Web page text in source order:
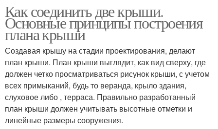
Как соединить две крыши.
Основные принципы построения
плана крыши
Создавая крышу на стадии проектирования, делают
план крыши. План крыши выглядит, как вид сверху, где
должен четко просматриваться рисунок крыши, с учетом
всех примыканий, будь то веранда, крыло здания,
слуховое либо , терраса. Правильно разработанный
план крыши должен учитывать высотные отметки и
линейные размеры сооружения.